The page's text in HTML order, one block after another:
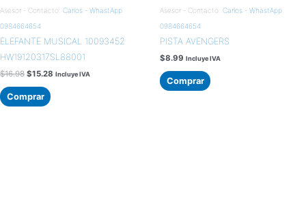
Asesor - Contacto: Carlos - WhastApp
0984664654
ELEFANTE MUSICAL 10093452
HW19120317SL88001
$16.98 $15.28 Incluye IVA
Comprar
Asesor - Contacto: Carlos - WhastApp
0984664654
PISTA AVENGERS
$8.99 Incluye IVA
Comprar